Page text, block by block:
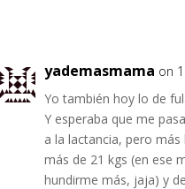
yademasmama on
Yo también hoy lo de
Y esperaba que me
a la lactancia, pero
más de 21 kgs (en ese
hundirme más, jaja) y